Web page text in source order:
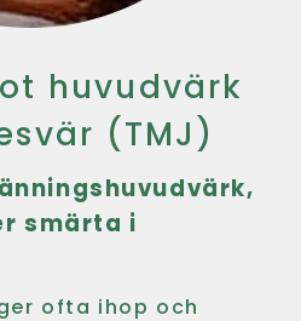
huvudvärk
(TMJ)
smärta i
ofta ihop och